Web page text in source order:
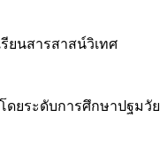
ยนสารสาสน์วิเทศ
ดยระดับการศึกษาปฐมวัย